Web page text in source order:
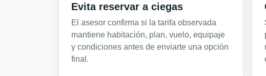
Evita reservar a ciegas
El asesor confirma si la tarifa observada
mantiene habitación, plan, vuelo, equipaje
y condiciones antes de enviarte una opción
final.